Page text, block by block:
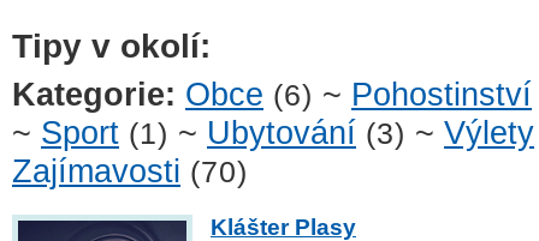
Tipy v okolí:
Kategorie: Obce (6) ~ Pohostinství
~ Sport (1) ~ Ubytování (3) ~ Výlety
Zajímavosti (70)
Klášter Plasy